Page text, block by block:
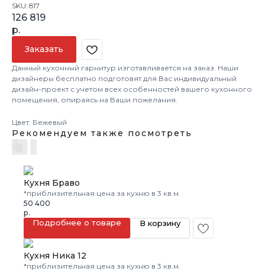
SKU: 817
126 819
р.
Заказать
Данный кухонный гарнитур изготавливается на заказ. Наши
дизайнеры бесплатно подготовят для Вас индивидуальный
дизайн-проект с учетом всех особенностей вашего кухонного
помещения, опираясь на Ваши пожелания.
Цвет: Бежевый
Рекомендуем также посмотреть
Кухня Браво
*приблизительная цена за кухню в 3 кв.м.
50 400
р.
Подробнее о товаре В корзину
Кухня Ника 12
*приблизительная цена за кухню в 3 кв.м.